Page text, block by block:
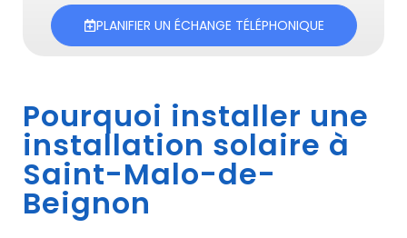
PLANIFIER UN ÉCHANGE TÉLÉPHONIQUE
Pourquoi installer une
installation solaire à
Saint-Malo-de-
Beignon